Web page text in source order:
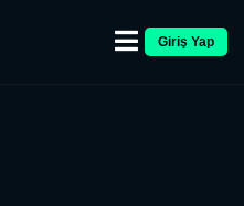
Giriş Yap